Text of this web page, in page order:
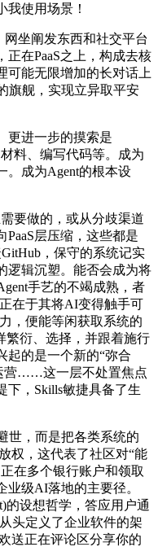
我使用场景！
坐阐发东西和社交平台
在PaaS之上，构成去核
可能无限增加的长对话上
旗舰，实现立异取平安
进一步的摸索是
料、编写代码等。成为
。成为Agent的根本设
要做的，或从分歧渠道
层压缩，这些都是
，保守的系统记实
逻辑沉塑。能否会成为将
手艺的不竭成熟，者
在于其将AI变得触手可
，便能等闲获取系统的
繁衍、选择，并跟着施行
起的是一个新的“弥合
营……这一层不处置焦点
下，Skills敏捷具备了生
，而是把各类系统的
权，这代表了社区对“能
在多个银行账户和领取
级AI落地的主要径。
的设想哲学，答应用户通
头定义了企业软件的架
送正在评论区分享你的